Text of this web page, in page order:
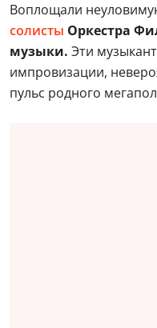
Воплощали
солисты Оркестра
музыки. Эти
импровизации,
пульс родного